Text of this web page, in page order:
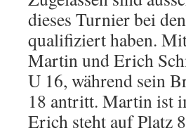
dieses Turnier bei
qualifiziert haben.
Martin und Erich
U 16, während sein
18 antritt. Martin ist
Erich steht auf Platz